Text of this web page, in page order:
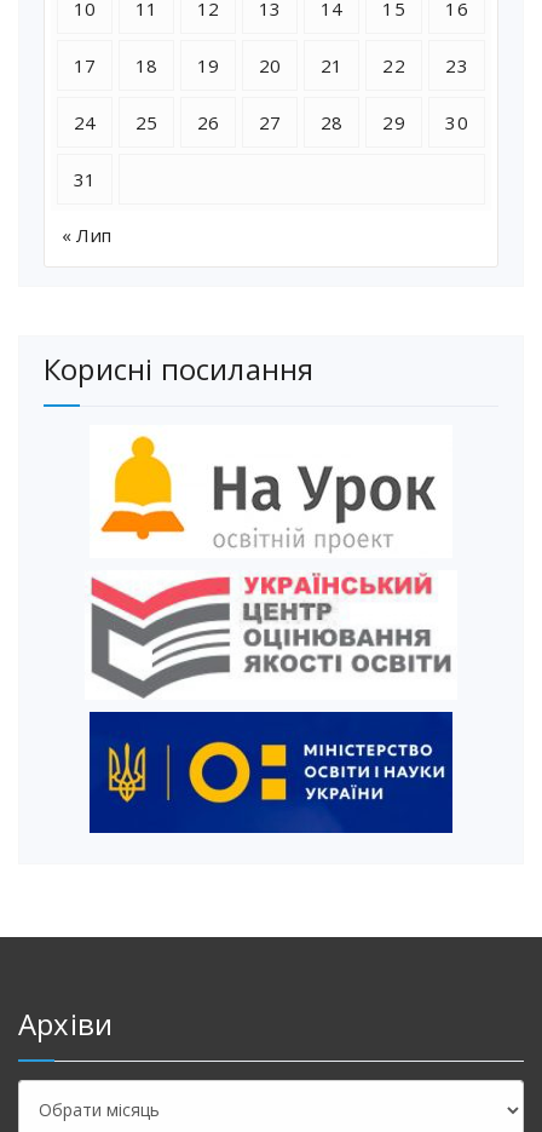
10 11 12 13 14 15 16
17 18 19 20 21 22 23
24 25 26 27 28 29 30
31
« Лип
Корисні посилання
Архіви